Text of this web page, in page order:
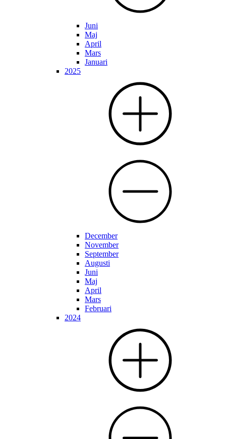
Juni
Maj
April
Mars
Januari
2025
December
November
September
Augusti
Juni
Maj
April
Mars
Februari
2024